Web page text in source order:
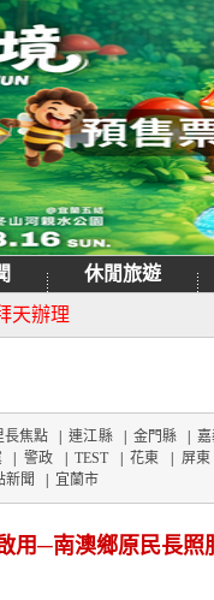
休閒旅遊
天辦理
長焦點 |連江縣| 金門縣|
| 警政 |TEST |花東 屏東
新聞 宜蘭市
用─南澳鄉原民長照